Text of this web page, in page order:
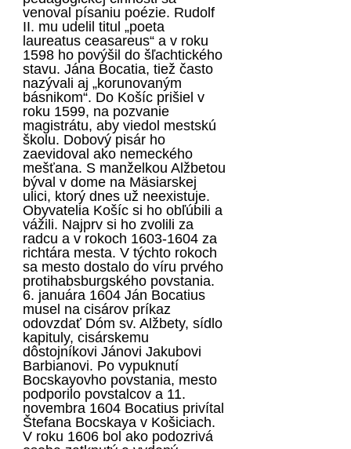
venoval písaniu poézie. Rudolf
II. mu udelil titul „poeta
laureatus ceasareus“ a v roku
1598 ho povýšil do šľachtického
stavu. Jána Bocatia, tiež často
nazývali aj „korunovaným
básnikom“. Do Košíc prišiel v
roku 1599, na pozvanie
magistrátu, aby viedol mestskú
školu. Dobový pisár ho
zaevidoval ako nemeckého
meš­ťana. S manželkou Alžbetou
býval v dome na Mäsiarskej
ulici, ktorý dnes už neexistuje.
Obyvatelia Košíc si ho obľúbili a
vážili. Najprv si ho zvolili za
radcu a v rokoch 1603-1604 za
richtára mesta. V týchto rokoch
sa mesto dostalo do víru prvého
protihabsburgského povstania.
6. januára 1604 Ján Bocatius
musel na cisárov príkaz
odovzdať Dóm sv. Alžbety, sídlo
kapituly, cisárskemu
dôstojníkovi Jánovi Jakubovi
Barbianovi. Po vypuknutí
Bocskayovho povstania, mesto
podporilo povstalcov a 11.
novembra 1604 Bocatius privítal
Štefana Bocskaya v Košiciach.
V roku 1606 bol ako podozrivá